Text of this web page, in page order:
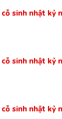
cỗ sinh nhật kỷ
cỗ sinh nhật kỷ
cỗ sinh nhật kỷ